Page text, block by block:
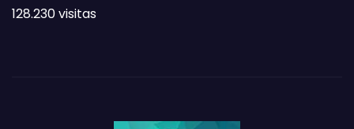
A
128.230 visitas